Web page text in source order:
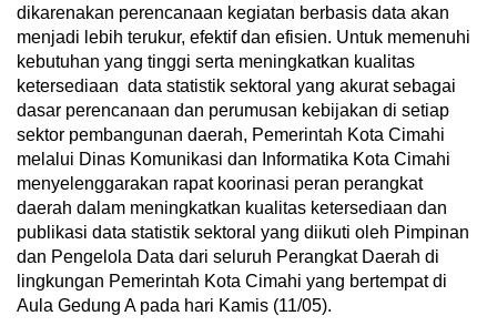
dikarenakan perencanaan kegiatan berbasis data akan
menjadi lebih terukur, efektif dan efisien. Untuk memenuhi
kebutuhan yang tinggi serta meningkatkan kualitas
ketersediaan data statistik sektoral yang akurat sebagai
dasar perencanaan dan perumusan kebijakan di setiap
sektor pembangunan daerah, Pemerintah Kota Cimahi
melalui Dinas Komunikasi dan Informatika Kota Cimahi
menyelenggarakan rapat koorinasi peran perangkat
daerah dalam meningkatkan kualitas ketersediaan dan
publikasi data statistik sektoral yang diikuti oleh Pimpinan
dan Pengelola Data dari seluruh Perangkat Daerah di
lingkungan Pemerintah Kota Cimahi yang bertempat di
Aula Gedung A pada hari Kamis (11/05).